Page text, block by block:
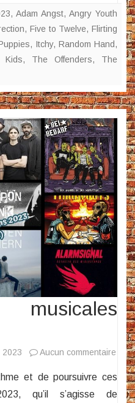
, Adam Angst, Angry Youth
, Five to Twelve, Flirting
, Itchy,Random Hand,
Kids, The Offenders, The
musicales
2023 Aucun commentaire sur
2023
et de poursuivre ces
qu’il s’agisse de